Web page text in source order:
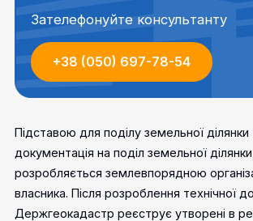
Зателефонуйте консультанту
+38 (050) 697-78-54
Підставою для поділу земельної ділянки
документація на поділ земельної
розробляється землевпорядною
власника. Після розроблення технічної
Держгеокадастр реєструє утворені в